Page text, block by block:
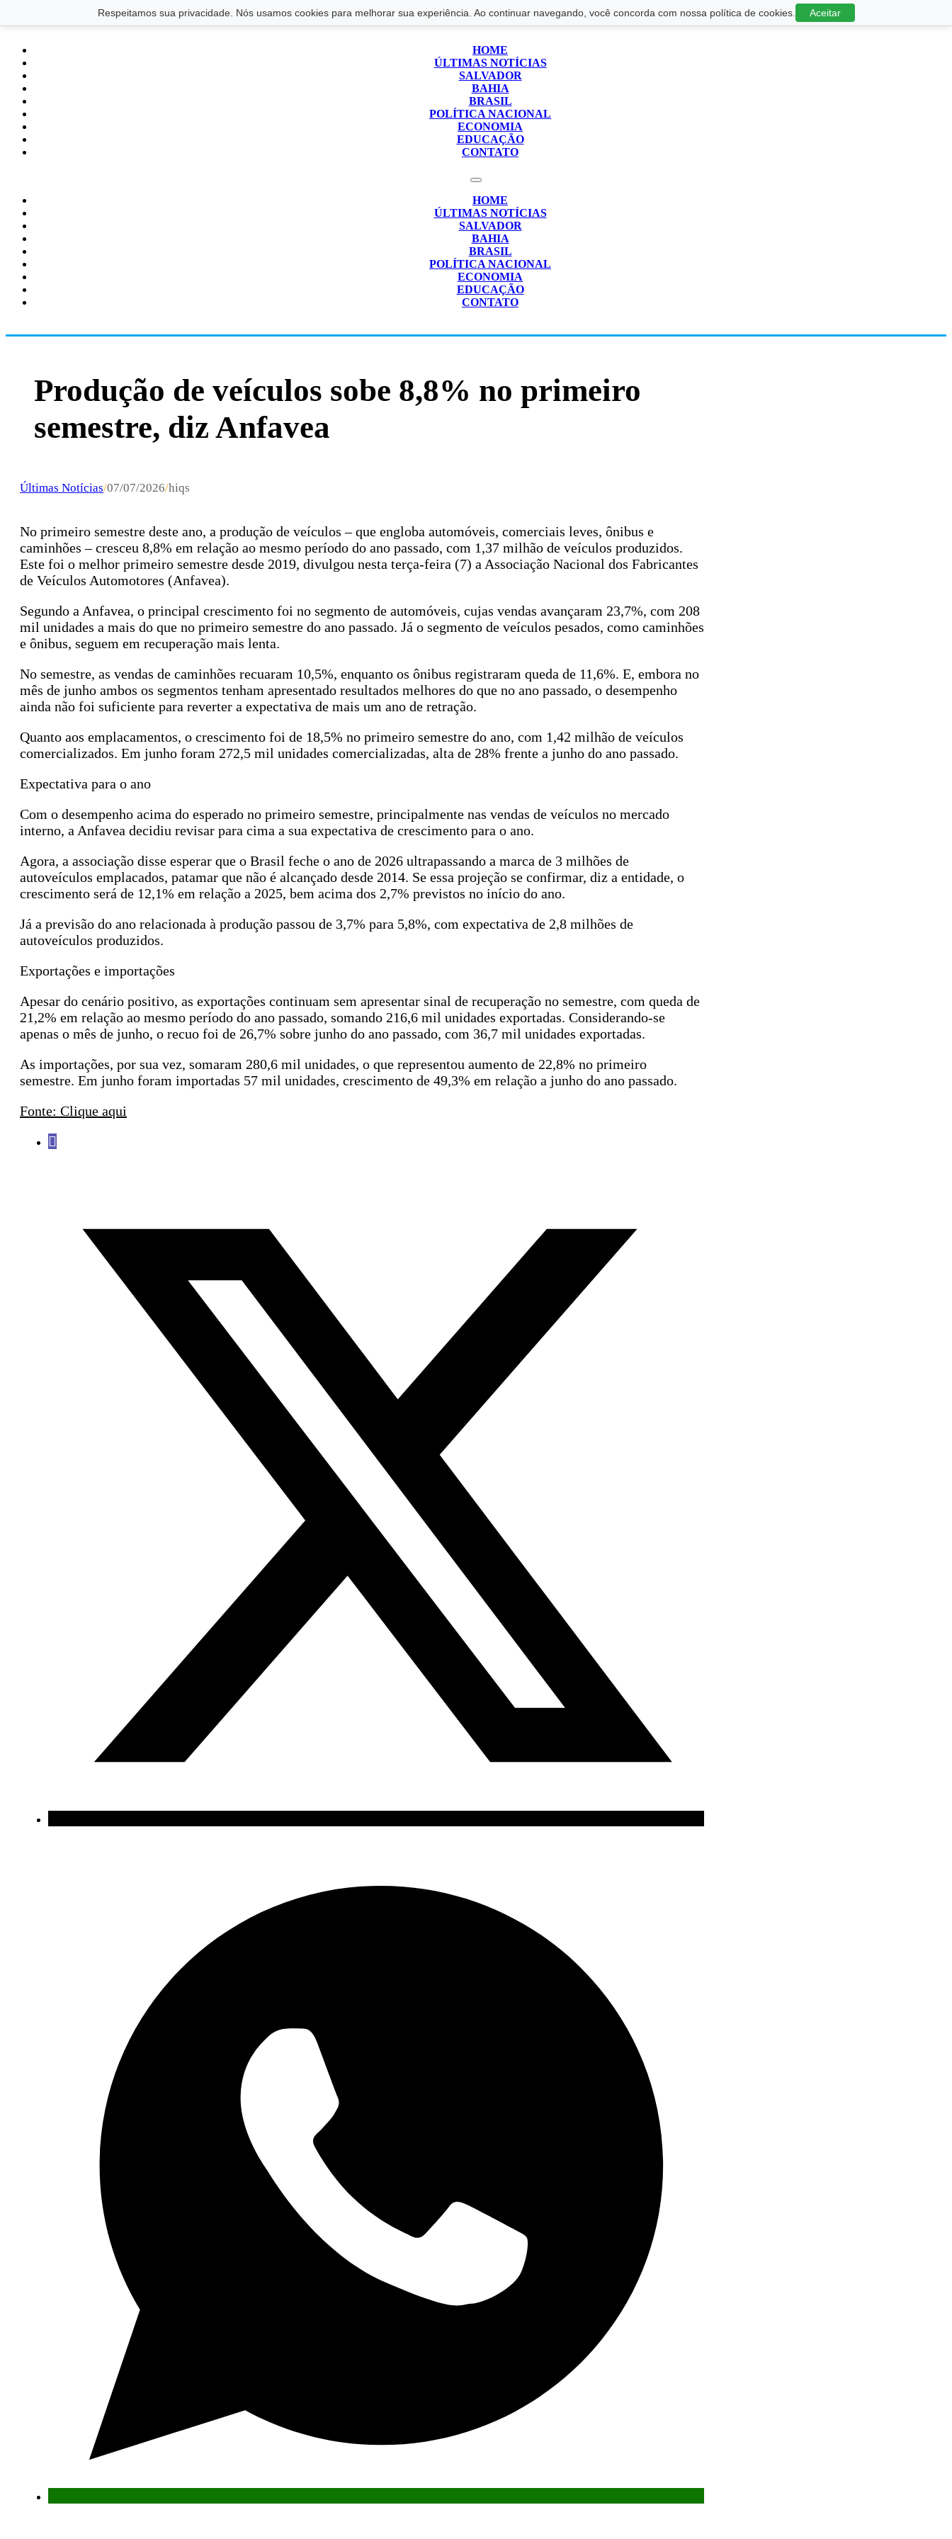
Respeitamos sua privacidade. Nós usamos cookies para melhorar sua experiência. Ao continuar navegando, você concorda com nossa política de cookies. Aceitar
Saltar para o conteúdo principal Ir para o footer
HOME
ÚLTIMAS NOTÍCIAS
SALVADOR
BAHIA
BRASIL
POLÍTICA NACIONAL
ECONOMIA
EDUCAÇÃO
CONTATO
HOME
ÚLTIMAS NOTÍCIAS
SALVADOR
BAHIA
BRASIL
POLÍTICA NACIONAL
ECONOMIA
EDUCAÇÃO
CONTATO
Produção de veículos sobe 8,8% no primeiro
semestre, diz Anfavea
Últimas Notícias/07/07/2026/hiqs
No primeiro semestre deste ano, a produção de veículos – que engloba automóveis, comerciais leves, ônibus e
caminhões – cresceu 8,8% em relação ao mesmo período do ano passado, com 1,37 milhão de veículos produzidos.
Este foi o melhor primeiro semestre desde 2019, divulgou nesta terça-feira (7) a Associação Nacional dos Fabricantes
de Veículos Automotores (Anfavea).
Segundo a Anfavea, o principal crescimento foi no segmento de automóveis, cujas vendas avançaram 23,7%, com 208
mil unidades a mais do que no primeiro semestre do ano passado. Já o segmento de veículos pesados, como caminhões
e ônibus, seguem em recuperação mais lenta.
No semestre, as vendas de caminhões recuaram 10,5%, enquanto os ônibus registraram queda de 11,6%. E, embora no
mês de junho ambos os segmentos tenham apresentado resultados melhores do que no ano passado, o desempenho
ainda não foi suficiente para reverter a expectativa de mais um ano de retração.
Quanto aos emplacamentos, o crescimento foi de 18,5% no primeiro semestre do ano, com 1,42 milhão de veículos
comercializados. Em junho foram 272,5 mil unidades comercializadas, alta de 28% frente a junho do ano passado.
Expectativa para o ano
Com o desempenho acima do esperado no primeiro semestre, principalmente nas vendas de veículos no mercado
interno, a Anfavea decidiu revisar para cima a sua expectativa de crescimento para o ano.
Agora, a associação disse esperar que o Brasil feche o ano de 2026 ultrapassando a marca de 3 milhões de
autoveículos emplacados, patamar que não é alcançado desde 2014. Se essa projeção se confirmar, diz a entidade, o
crescimento será de 12,1% em relação a 2025, bem acima dos 2,7% previstos no início do ano.
Já a previsão do ano relacionada à produção passou de 3,7% para 5,8%, com expectativa de 2,8 milhões de
autoveículos produzidos.
Exportações e importações
Apesar do cenário positivo, as exportações continuam sem apresentar sinal de recuperação no semestre, com queda de
21,2% em relação ao mesmo período do ano passado, somando 216,6 mil unidades exportadas. Considerando-se
apenas o mês de junho, o recuo foi de 26,7% sobre junho do ano passado, com 36,7 mil unidades exportadas.
As importações, por sua vez, somaram 280,6 mil unidades, o que representou aumento de 22,8% no primeiro
semestre. Em junho foram importadas 57 mil unidades, crescimento de 49,3% em relação a junho do ano passado.
Fonte: Clique aqui